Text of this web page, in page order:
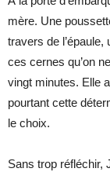
mère. Une
travers de
ces cernes qu’on
vingt minutes. Elle
pourtant cette
le choix.
Sans trop réfléchir,